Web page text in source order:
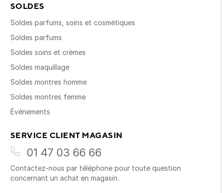
SOLDES
Soldes parfums, soins et cosmétiques
Soldes parfums
Soldes soins et crèmes
Soldes maquillage
Soldes montres homme
Soldes montres femme
Événements
SERVICE CLIENT MAGASIN
01 47 03 66 66
Contactez-nous par téléphone pour toute question
concernant un achat en magasin.